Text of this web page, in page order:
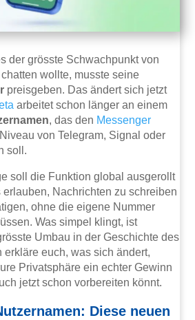
der grösste Schwachpunkt von
chatten wollte, musste seine
preisgeben. Das ändert sich jetzt
arbeitet schon länger an einem
, das den Messenger
von Telegram, Signal oder
soll.
soll die Funktion global ausgerollt
Nachrichten zu schreiben
ohne die eigene Nummer
Was simpel klingt, ist
Umbau in der Geschichte des
erkläre euch, was sich ändert,
Privatsphäre ein echter Gewinn
jetzt schon vorbereiten könnt.
Diese neuen